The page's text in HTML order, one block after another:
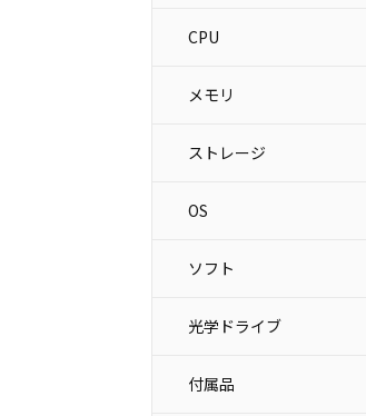
CPU
メモリ
ストレージ
OS
ソフト
光学ドライブ
付属品